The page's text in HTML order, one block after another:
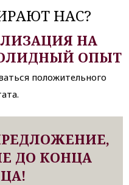
НАС?
НА
ОПЫТ
положительного
ДО КОНЦА